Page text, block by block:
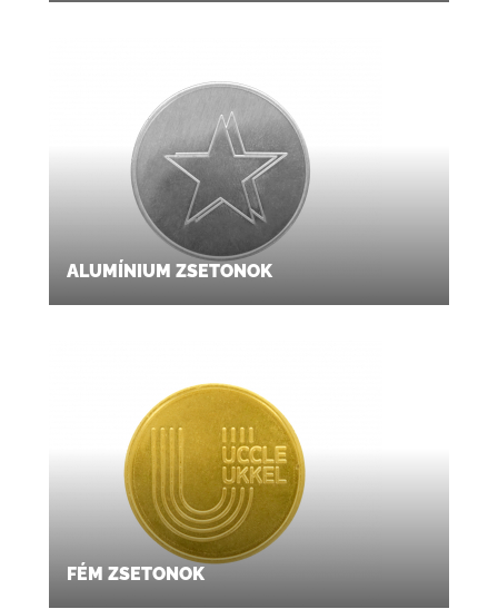
ALUMÍNIUM ZSETONOK
FÉM ZSETONOK